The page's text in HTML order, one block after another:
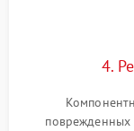
4.
поврежденных